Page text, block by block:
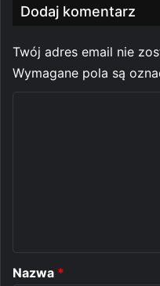
Dodaj komentarz
Twój adres email nie
Wymagane pola są
r
Nazwa *